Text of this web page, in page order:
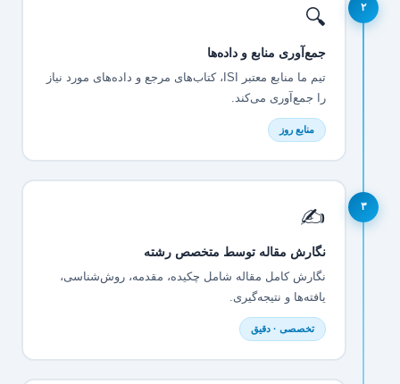
۲ 🔍
جمع‌آوری منابع و داده‌ها
تیم ما منابع معتبر ISI، کتاب‌های مرجع و داده‌های مورد نیاز
را جمع‌آوری می‌کند.
منابع روز
۳ ✍️
نگارش مقاله توسط متخصص رشته
نگارش کامل مقاله شامل چکیده، مقدمه، روش‌شناسی،
یافته‌ها و نتیجه‌گیری.
تخصصی · دقیق